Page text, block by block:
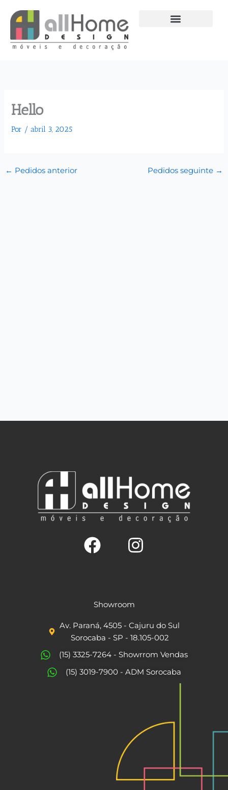
para
conteúdo
Hello
Por /abril 3, 2025
← Pedidos anterior Pedidos seguinte →
c
e
b
o
o
t
a
g
r
Showroom
Av. Paraná, 4505 - Cajuru do Sul
Sorocaba - SP - 18.105-002
(15) 3325-7264 - Showrrom Vendas
(15) 3019-7900 - ADM Sorocaba